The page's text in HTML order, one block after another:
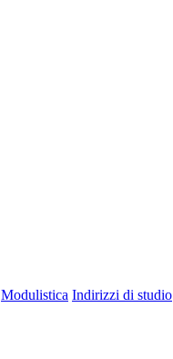
Modulistica Indirizzi di studio